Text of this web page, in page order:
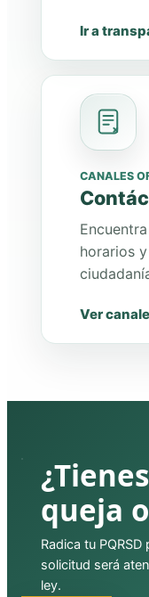
Ir a
CANALES
horarios
Ver
queja
Radica tu
solicitud será
ley.